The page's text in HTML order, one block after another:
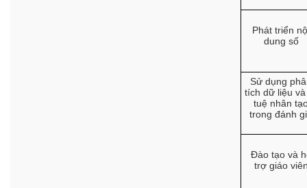
Phát triển
dung số
Sử dụng
tích dữ liệu
tuệ nhân
trong đánh
Đào tạo và
trợ giáo